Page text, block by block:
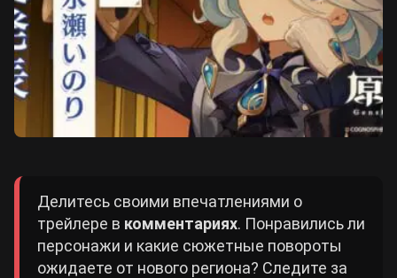
Делитесь своими впечатлениями о
трейлере в комментариях. Понравились ли
персонажи и какие сюжетные повороты
ожидаете от нового региона? Следите за